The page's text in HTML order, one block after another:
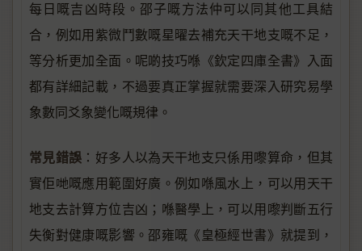
每日嘅吉凶時段。邵子嘅方法仲可以同其他工具結
合，例如用紫微鬥數嘅星曜去補充天干地支嘅不足，
等分析更加全面。呢啲技巧喺《欽定四庫全書》入面
都有詳細記載，不過要真正掌握就需要深入研究易學
象數同爻象變化嘅規律。
常見錯誤 ：好多人以為天干地支只係用嚟算命，但其
實佢哋嘅應用範圍好廣。例如喺風水上，可以用天干
地支去計算方位吉凶；喺醫學上，可以用嚟判斷五行
失衡對健康嘅影響。邵雍嘅《皇極經世書》就提到，